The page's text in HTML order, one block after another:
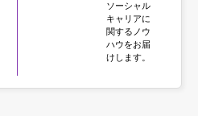
ソーシャル
キャリアに
関するノウ
ハウをお届
けします。